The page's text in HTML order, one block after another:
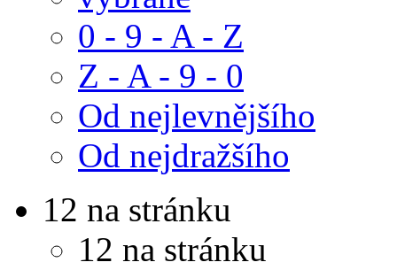
0 - 9 - A - Z
Z - A - 9 - 0
Od nejlevnějšího
Od nejdražšího
12 na stránku
12 na stránku